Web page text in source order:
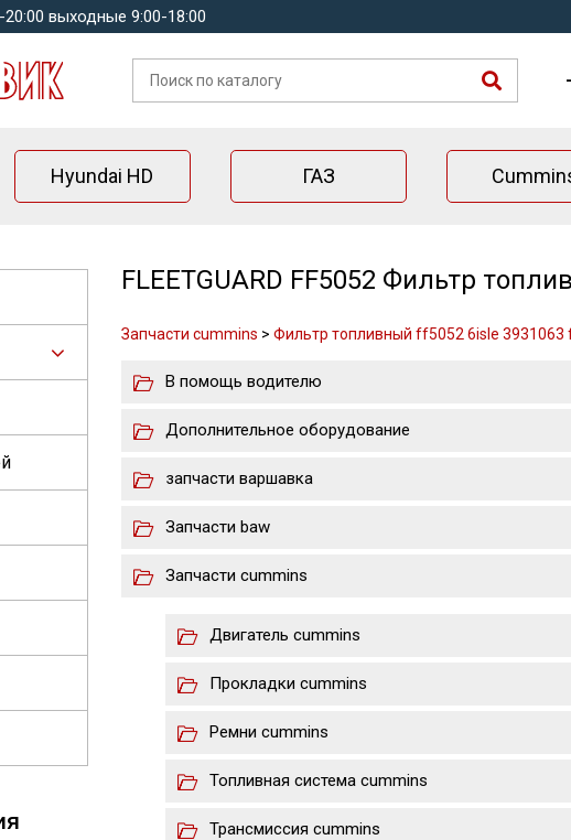
выходные 9:00-18:00
Hyundai HD ГАЗ
FLEETGUARD FF5052 Фильтр
Запчасти cummins > Фильтр топливный ff5052 6isle 3931063
В помощь водителю
Дополнительное оборудование
запчасти варшавка
Запчасти baw
Запчасти cummins
Двигатель cummins
Прокладки cummins
Ремни cummins
Топливная система cummins
Трансмиссия cummins